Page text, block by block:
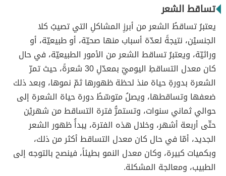
تساقط الشعر
يعتبرُ تساقطُ الشعر من أبرزِ المشاكلِ التي تصيبُ كلا
الجنسيْن، نتيجةً لعدّة أسباب منها صحيّة، أو طبيعيّة، أو
وراثيّة، ويعتبرُ تساقط الشعر من الأمور الطبيعيّة، في حال
كان معدل التساقطِ اليوميّ بمعدّلِ 30 شعرةً، حيث تمرّ
الشعرة بدورةِ حياة منذ لحظة ظهورها ثمّ نموها، وبعد ذلك
ضعفها وتساقطها، ويصلُ متوسّطُ دورة حياة الشعرة إلى
حوالي ثماني سنوات، وتستمرُّ فترة التساقط من شهريْن
حتّى أربعة أشهر، وخلال هذه الفترة، يبدأُ ظهور الشعر
الجديد، أمّا في حال كان معدل التساقط أكثر من ذلك،
وبكميات كبيرة، وكان معدل النمو بطيئاً، فينصح بالتوجه إلى
الطبيب، ومعالجة المشكلة.